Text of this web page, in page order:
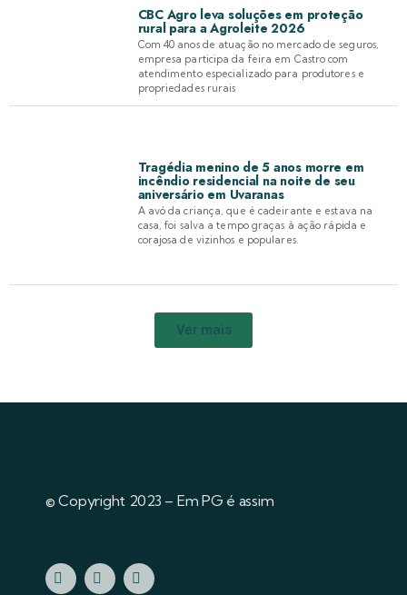
CBC Agro leva soluções em proteção
rural para a Agroleite 2026
Com 40 anos de atuação no mercado de seguros,
empresa participa da feira em Castro com
atendimento especializado para produtores e
propriedades rurais
Tragédia menino de 5 anos morre em
incêndio residencial na noite de seu
aniversário em Uvaranas
A avó da criança, que é cadeirante e estava na
casa, foi salva a tempo graças à ação rápida e
corajosa de vizinhos e populares.
Ver mais
© Copyright 2023 – Em PG é assim